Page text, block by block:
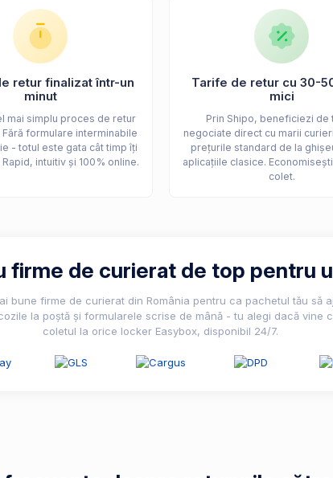
retur finalizat într-un
minut
mai simplu proces de retur
Fără formulare interminabile
- totul este gata cât timp îți
intuitiv și 100% online.
Tarife de retur cu 30-
mici
Prin Shipo, beneficiezi de
negociate direct cu marii
prețurile standard de la
aplicațiile clasice.
colet.
firme de curierat de top pentru
bune firme de curierat din România pentru ca pachetul tău să
la poștă și formularele scrise de mână - tu alegi dacă vine
coletul la orice locker Easybox, disponibil 24/7.